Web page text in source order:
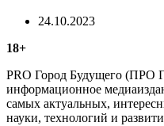
24.10.2023
18+
PRO Город Будущего (ПРО
информационное
самых актуальных,
науки, технологий и